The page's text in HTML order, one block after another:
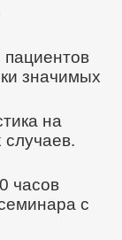
пациентов
значимых
на
случаев.
часов
с